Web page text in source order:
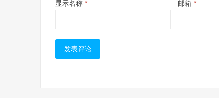
显示名称 * 邮箱 *